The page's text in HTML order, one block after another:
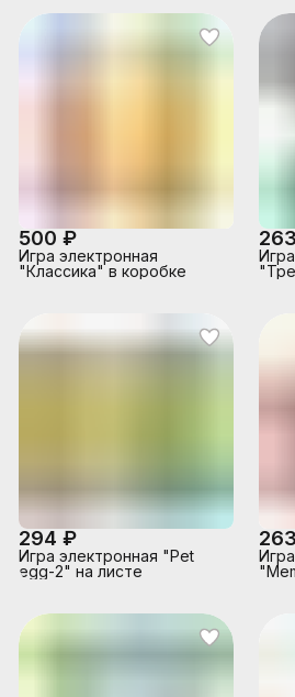
500 ₽
Игра электронная
"Классика" в коробке
294 ₽
Игра электронная "Pet
egg-2" на листе